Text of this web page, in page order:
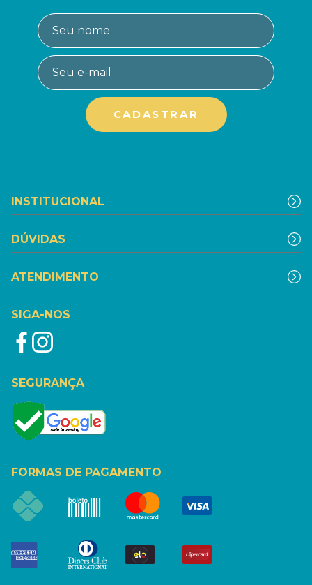
INSTITUCIONAL
DÚVIDAS
ATENDIMENTO
SIGA-NOS
SEGURANÇA
FORMAS DE PAGAMENTO